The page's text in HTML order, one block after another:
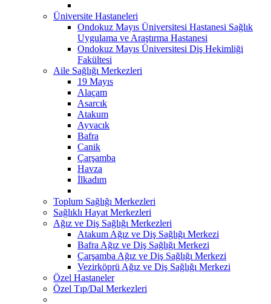
Üniversite Hastaneleri
Ondokuz Mayıs Üniversitesi Hastanesi Sağlık
Uygulama ve Araştırma Hastanesi
Ondokuz Mayıs Üniversitesi Diş Hekimliği
Fakültesi
Aile Sağlığı Merkezleri
19 Mayıs
Alaçam
Asarcık
Atakum
Ayvacık
Bafra
Canik
Çarşamba
Havza
İlkadım
Toplum Sağlığı Merkezleri
Sağlıklı Hayat Merkezleri
Ağız ve Diş Sağlığı Merkezleri
Atakum Ağız ve Diş Sağlığı Merkezi
Bafra Ağız ve Diş Sağlığı Merkezi
Çarşamba Ağız ve Diş Sağlığı Merkezi
Vezirköprü Ağız ve Diş Sağlığı Merkezi
Özel Hastaneler
Özel Tıp/Dal Merkezleri